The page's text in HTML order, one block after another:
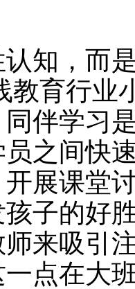
知，而
教育行
伴学习
员之间快
展课堂
子的好
来吸引
点在大